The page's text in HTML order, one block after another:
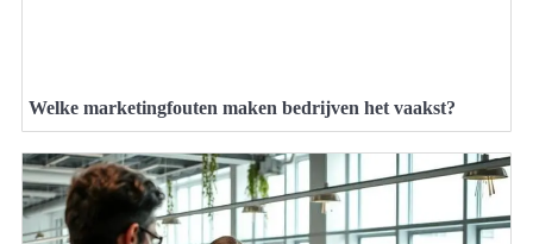
Welke marketingfouten maken bedrijven het vaakst?